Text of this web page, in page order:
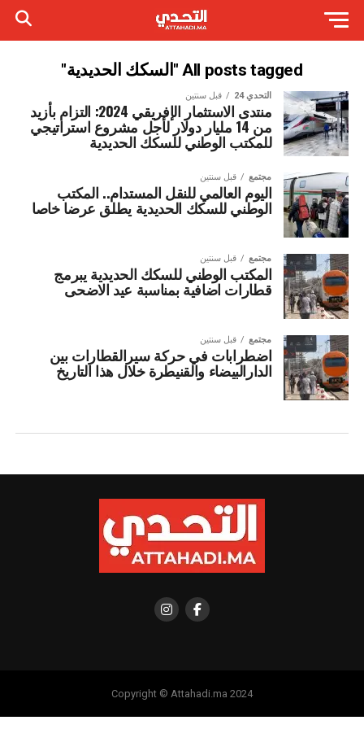
All posts tagged "السكك الحديدية"
التحدي 24 قبل سنتين
منتدى الاستثمار الإفريقي 2024: التزام بأزيد
من 14 مليار دولار لأجل مشروع استراتيجي
للمكتب الوطني للسكك الحديدية
مجتمع قبل سنتين
اليوم العالمي للنقل المستدام.. المكتب
الوطني للسكك الحديدية يطلق عرضا خاصا
مجتمع قبل سنتين
المكتب الوطني للسكك الحديدية يبرمج
قطارات اضافية بمناسبة عيد الاضحى
مجتمع قبل سنتين
اضطرابات في حركة سيرالقطارات بين
الدارالبيضاء والقنيطرة خلال هذا التاريخ
Copyright © Attahadi.ma 2024